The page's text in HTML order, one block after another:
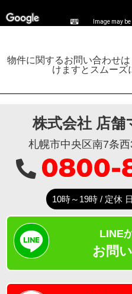
Image may
物件に関するお問い合わせ
けますとスムーズ
株式会社 店舗
札幌市中央区南7条
10時～19時 / 定休
LINE
お問